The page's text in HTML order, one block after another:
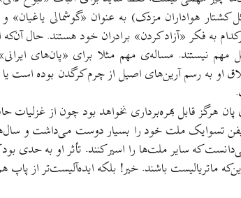
هواداران مزدک) به عنوان «گوشمالی یاغیان»
فکر «آزاد کردن» برادران خود هستند. حال آن‌که
نیستند. مساله‌ی مهم مثلا برای «پان‌های
او به رسم آرین‌های اصیل از چرم کرگدن بوده
هرگز قابل بهره‌برداری نخواهد بود چون از
تسوایک ملت خود را بسیار دوست می‌داشت و
که سایر ملت‌ها را اسیر کنند. تأثر او به حدی
باشند. خیر! بلکه ایده‌آلیست‌تر از پاپ